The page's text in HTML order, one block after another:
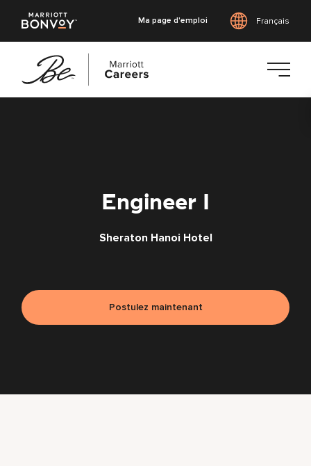
Ma page d'emploi Français
Engineer I
Sheraton Hanoi Hotel
Postulez maintenant